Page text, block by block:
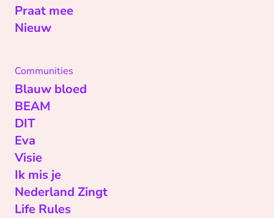
Praat mee
Nieuw
Communities
Blauw bloed
BEAM
DIT
Eva
Visie
Ik mis je
Nederland Zingt
Life Rules